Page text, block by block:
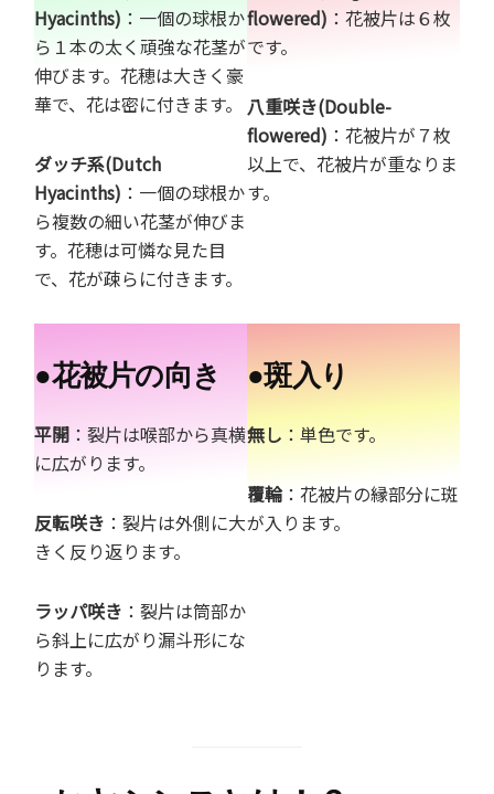
Hyacinths) ：一個の球根か
ら１本の太く頑強な花茎が
伸びます。花穂は大きく豪
華で、花は密に付きます。
ダッチ系(Dutch
Hyacinths) ：一個の球根か
ら複数の細い花茎が伸びま
す。花穂は可憐な見た目
で、花が疎らに付きます。
flowered) ：花被片は６枚
です。
八重咲き(Double-
flowered) ：花被片が７枚
以上で、花被片が重なりま
す。
●花被片の向き
平開 ：裂片は喉部から真横
に広がります。
反転咲き ：裂片は外側に大
きく反り返ります。
ラッパ咲き ：裂片は筒部か
ら斜上に広がり漏斗形にな
ります。
●斑入り
無し ：単色です。
覆輪：花被片の縁部分に斑
が入ります。